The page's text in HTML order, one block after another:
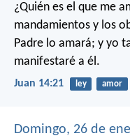
¿Quién es el que me
mandamientos y los
Padre lo amará; y yo
manifestaré a él.
Juan 14:21 ley amor
Domingo, 26 de